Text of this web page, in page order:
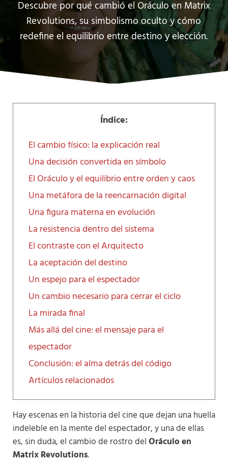
Descubre por qué cambió el Oráculo en Matrix
Revolutions, su simbolismo oculto y cómo
redefine el equilibrio entre destino y elección.
Índice:
El cambio físico: la explicación real
Una decisión convertida en símbolo
El Oráculo y el equilibrio entre orden y caos
Una metáfora de la reencarnación digital
Una figura materna en evolución
La resistencia dentro del sistema
El contraste con el Arquitecto
La aceptación del destino
Un espejo para el espectador
Un cambio necesario para cerrar el ciclo
La mirada final
Más allá del cine: el mensaje para el
espectador
Conclusión: el alma detrás del código
Artículos relacionados
Hay escenas en la historia del cine que dejan una huella
indeleble en la mente del espectador, y una de ellas
es, sin duda, el cambio de rostro delOráculo en
Matrix Revolutions.